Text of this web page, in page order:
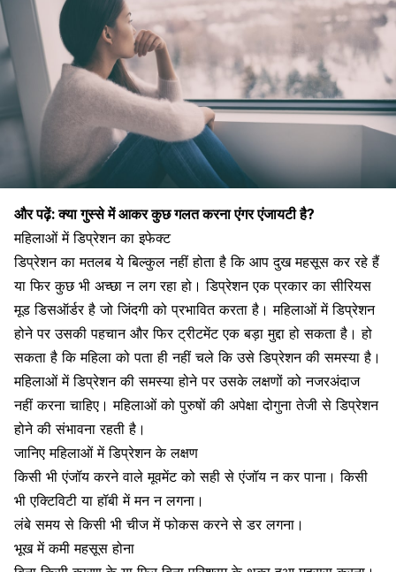
और पढ़ें: क्या गुस्से में आकर कुछ गलत करना एंगर एंजायटी है?
महिलाओं में डिप्रेशन का इफेक्ट
डिप्रेशन का मतलब ये बिल्कुल नहीं होता है कि आपदुख महसूस कर रहे हैं
या फिर कुछ भी अच्छा न लग रहा हो। डिप्रेशन एक प्रकार का सीरियस
मूड डिसऑर्डर है जो जिंदगी को प्रभावित करता है। महिलाओं में डिप्रेशन
होने पर उसकी पहचान और फिर ट्रीटमेंट एक बड़ा मुद्दा हो सकता है। हो
सकता है कि महिला को पता ही नहीं चले कि उसे डिप्रेशन की समस्या है।
महिलाओं में डिप्रेशन की समस्या होने पर उसके लक्षणों को नजरअंदाज
नहीं करना चाहिए। महिलाओं को पुरुषों की अपेक्षा दोगुना तेजी से डिप्रेशन
होने की संभावना रहती है।
जानिए महिलाओं में डिप्रेशन के लक्षण
किसी भी एंजॉय करने वाले मूवमेंट को सही से एंजॉय न कर पाना। किसी
भी एक्टिविटी या हॉबी में मन न लगना।
लंबे समय से किसी भी चीज में फोकस करने से डर लगना।
भूख में कमी महसूस होना